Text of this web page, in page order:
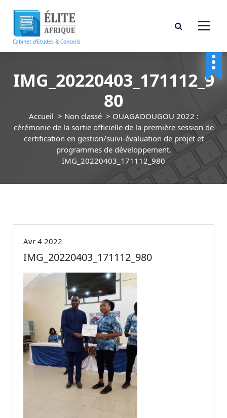
r
Cabinet d'Etudes & Conseils
IMG_20220403_171112_9
80
Accueil > Non classé> OUAGADOUGOU 2022 :
cérémonie de la sortie officielle de la première session de
certification en gestion/suivi-évaluation de projet et
programmes de développement.
IMG_20220403_171112_980
Avr 4 2022
IMG_20220403_171112_980